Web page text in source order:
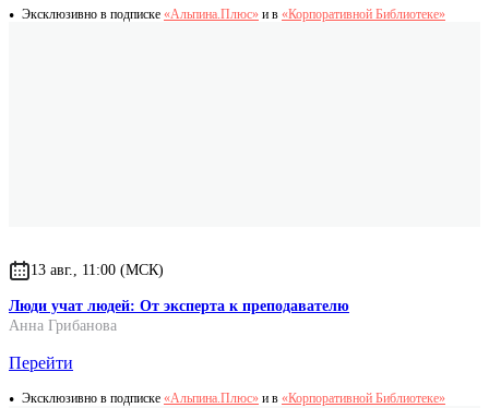
Эксклюзивно в подписке «Альпина.Плюс» и в «Корпоративной Библиотеке»
13 авг., 11:00 (МСК)
Люди учат людей: От эксперта к преподавателю
Анна Грибанова
Перейти
Эксклюзивно в подписке «Альпина.Плюс» и в «Корпоративной Библиотеке»